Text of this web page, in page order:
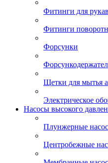
Фитинги для
Фитинги
Форсунки
Щетки для мытья
Электрическое
Насосы высокого
Плунжерные
Центробежные